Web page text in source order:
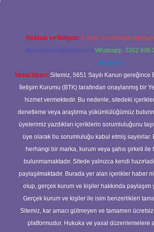
Reklam ve İletişim: E-mail:
forumhizmeti@gmail.com Whatsapp: 0262 606
@karabul
Yasal Uyarı: Sitemiz, 5651 Sayılı Kanun gereğince
İletişim Kurumu (BTK) tarafından onaylanmış bir
hizmet vermektedir. Bu nedenle, sitedeki
denetleme veya araştırma yükümlülüğümüz
üyelerimiz yazdıkları içeriklerin sorumluluğunu
üye olarak bu sorumluluğu kabul etmiş sayılırlar.
herhangi bir marka, kurum veya şahıs şirketi ile
bulunmamaktadır. Sitede yalnızca kendi
paylaşılmaktadır. Burada yer alan içerikler haber
olup, gerçek kurum ve kişiler hakkında paylaşım
Gerçek kurum ve kişiler ile isim benzerlikleri
Sitemiz, kar amacı gütmeyen ve tamamen
platformudur. Hukuka ve yasal düzenlemelere